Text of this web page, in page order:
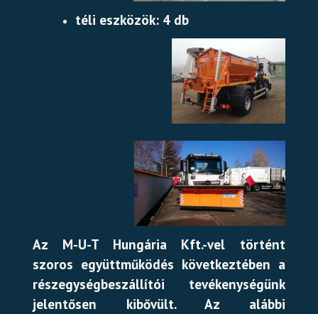
téli eszközök: 4 db
Az M-U-T Hungária Kft.-vel történt
szoros együttműködés következtében a
részegységbeszállítói tevékenységünk
jelentősen kibővült. Az alábbi